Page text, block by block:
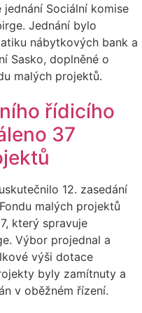
Sociální komise
Jednání bylo
nábytkových bank a
Sasko, doplněné o
malých projektů.
řídicího
37
12. zasedání
malých projektů
který spravuje
Výbor projednal a
výši dotace
byly zamítnuty a
v oběžném řízení.